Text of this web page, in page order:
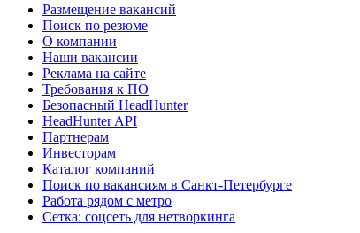
Размещение вакансий
Поиск по резюме
О компании
Наши вакансии
Реклама на сайте
Требования к ПО
Безопасный HeadHunter
HeadHunter API
Партнерам
Инвесторам
Каталог компаний
Поиск по вакансиям в Санкт-Петербурге
Работа рядом с метро
Сетка: соцсеть для нетворкинга